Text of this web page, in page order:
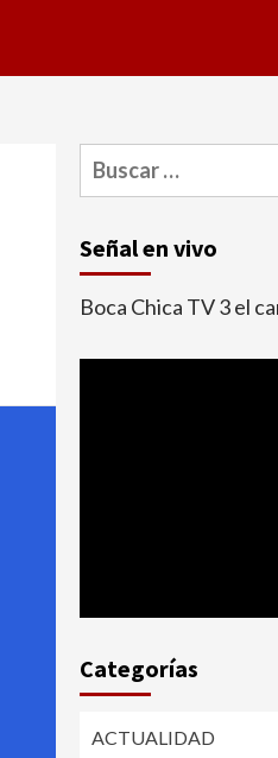
Buscar:
Señal en vivo
Boca Chica TV 3 el
Categorías
ACTUALIDAD